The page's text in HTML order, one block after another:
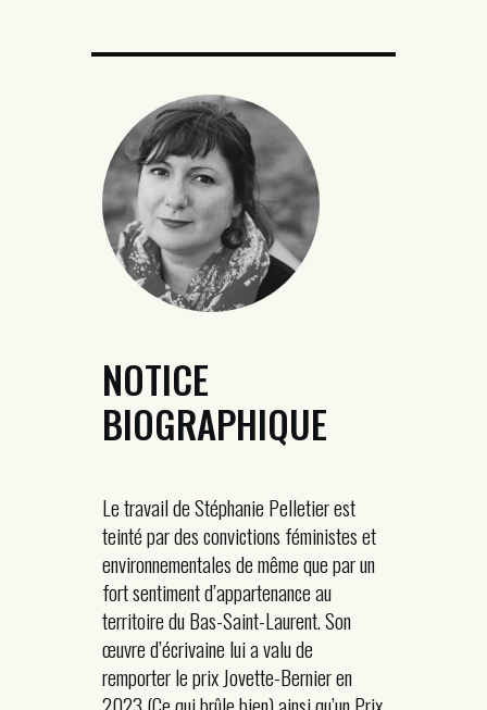
NOTICE
BIOGRAPHIQUE
Le travail de Stéphanie Pelletier est
teinté par des convictions féministes et
environnementales de même que par un
fort sentiment d’appartenance au
territoire du Bas-Saint-Laurent. Son
œuvre d’écrivaine lui a valu de
remporter le prix Jovette-Bernier en